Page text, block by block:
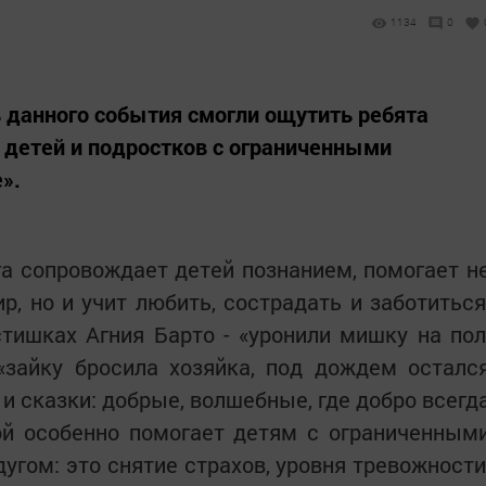
1134 0
события смогли ощутить ребята
и подростков с ограниченными
сопровождает детей познанием, помогает
но и учит любить, сострадать и
Агния Барто - «уронили мишку на
бросила хозяйка, под дождем
сказки: добрые, волшебные, где добро
особенно помогает детям с
это снятие страхов, уровня